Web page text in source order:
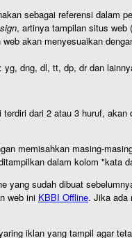
sebagai referensi dalam
, artinya tampilan situs web (
akan menyesuaikan
dng, dl, tt, dp, dr dan
dari 2 atau 3 huruf,
memisahkan masing-
dalam kolom
yang sudah dibuat
web ini KBBI Offline. Jika ada
iklan yang tampil agar